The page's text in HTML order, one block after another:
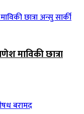
माविकी छात्रा